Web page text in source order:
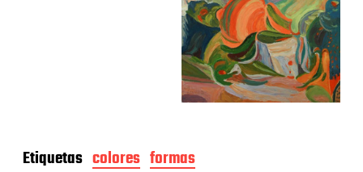
Etiquetas colores formas